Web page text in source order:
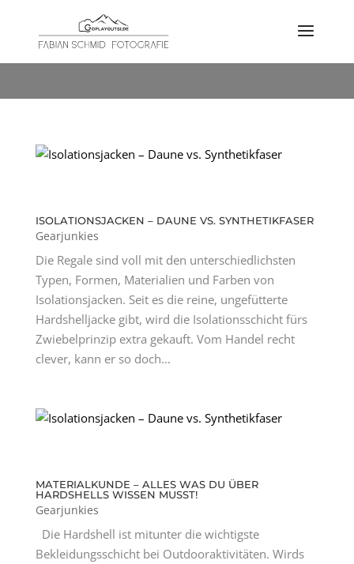
SCHLAGWORT:
ISOLATIONSJACKEN – DAUNE VS. SYNTHETIKFASER
Gearjunkies
Die Regale sind voll mit den unterschiedlichsten
Typen, Formen, Materialien und Farben von
Isolationsjacken. Seit es die reine, ungefütterte
Hardshelljacke gibt, wird die Isolationsschicht fürs
Zwiebelprinzip extra gekauft. Vom Handel recht
clever, kann er so doch...
MATERIALKUNDE – ALLES WAS DU ÜBER
HARDSHELLS WISSEN MUSST!
Gearjunkies
Die Hardshell ist mitunter die wichtigste
Bekleidungsschicht bei Outdooraktivitäten. Wirds